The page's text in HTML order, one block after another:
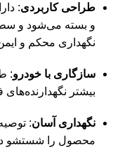
طراحی کاربردی:
و بسته می‌شود و
نگهداری محکم و
سازگاری با خودرو:
بیشتر
نگهداری آسان:
محصول را شستشو